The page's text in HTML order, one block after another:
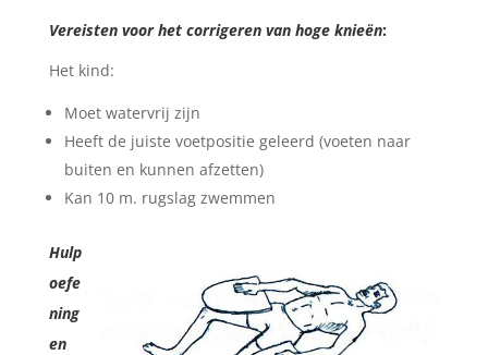
Vereisten voor het corrigeren van hoge knieën:
Het kind:
Moet watervrij zijn
Heeft de juiste voetpositie geleerd (voeten naar
buiten en kunnen afzetten)
Kan 10 m. rugslag zwemmen
Hulp
oefe
ning
en